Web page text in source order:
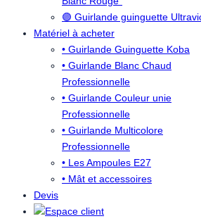
🟣 Guirlande guinguette
Matériel à acheter
• Guirlande Guinguette Koba
• Guirlande Blanc Chaud
Professionnelle
• Guirlande Couleur unie
Professionnelle
• Guirlande Multicolore
Professionnelle
• Les Ampoules E27
• Mât et accessoires
Devis